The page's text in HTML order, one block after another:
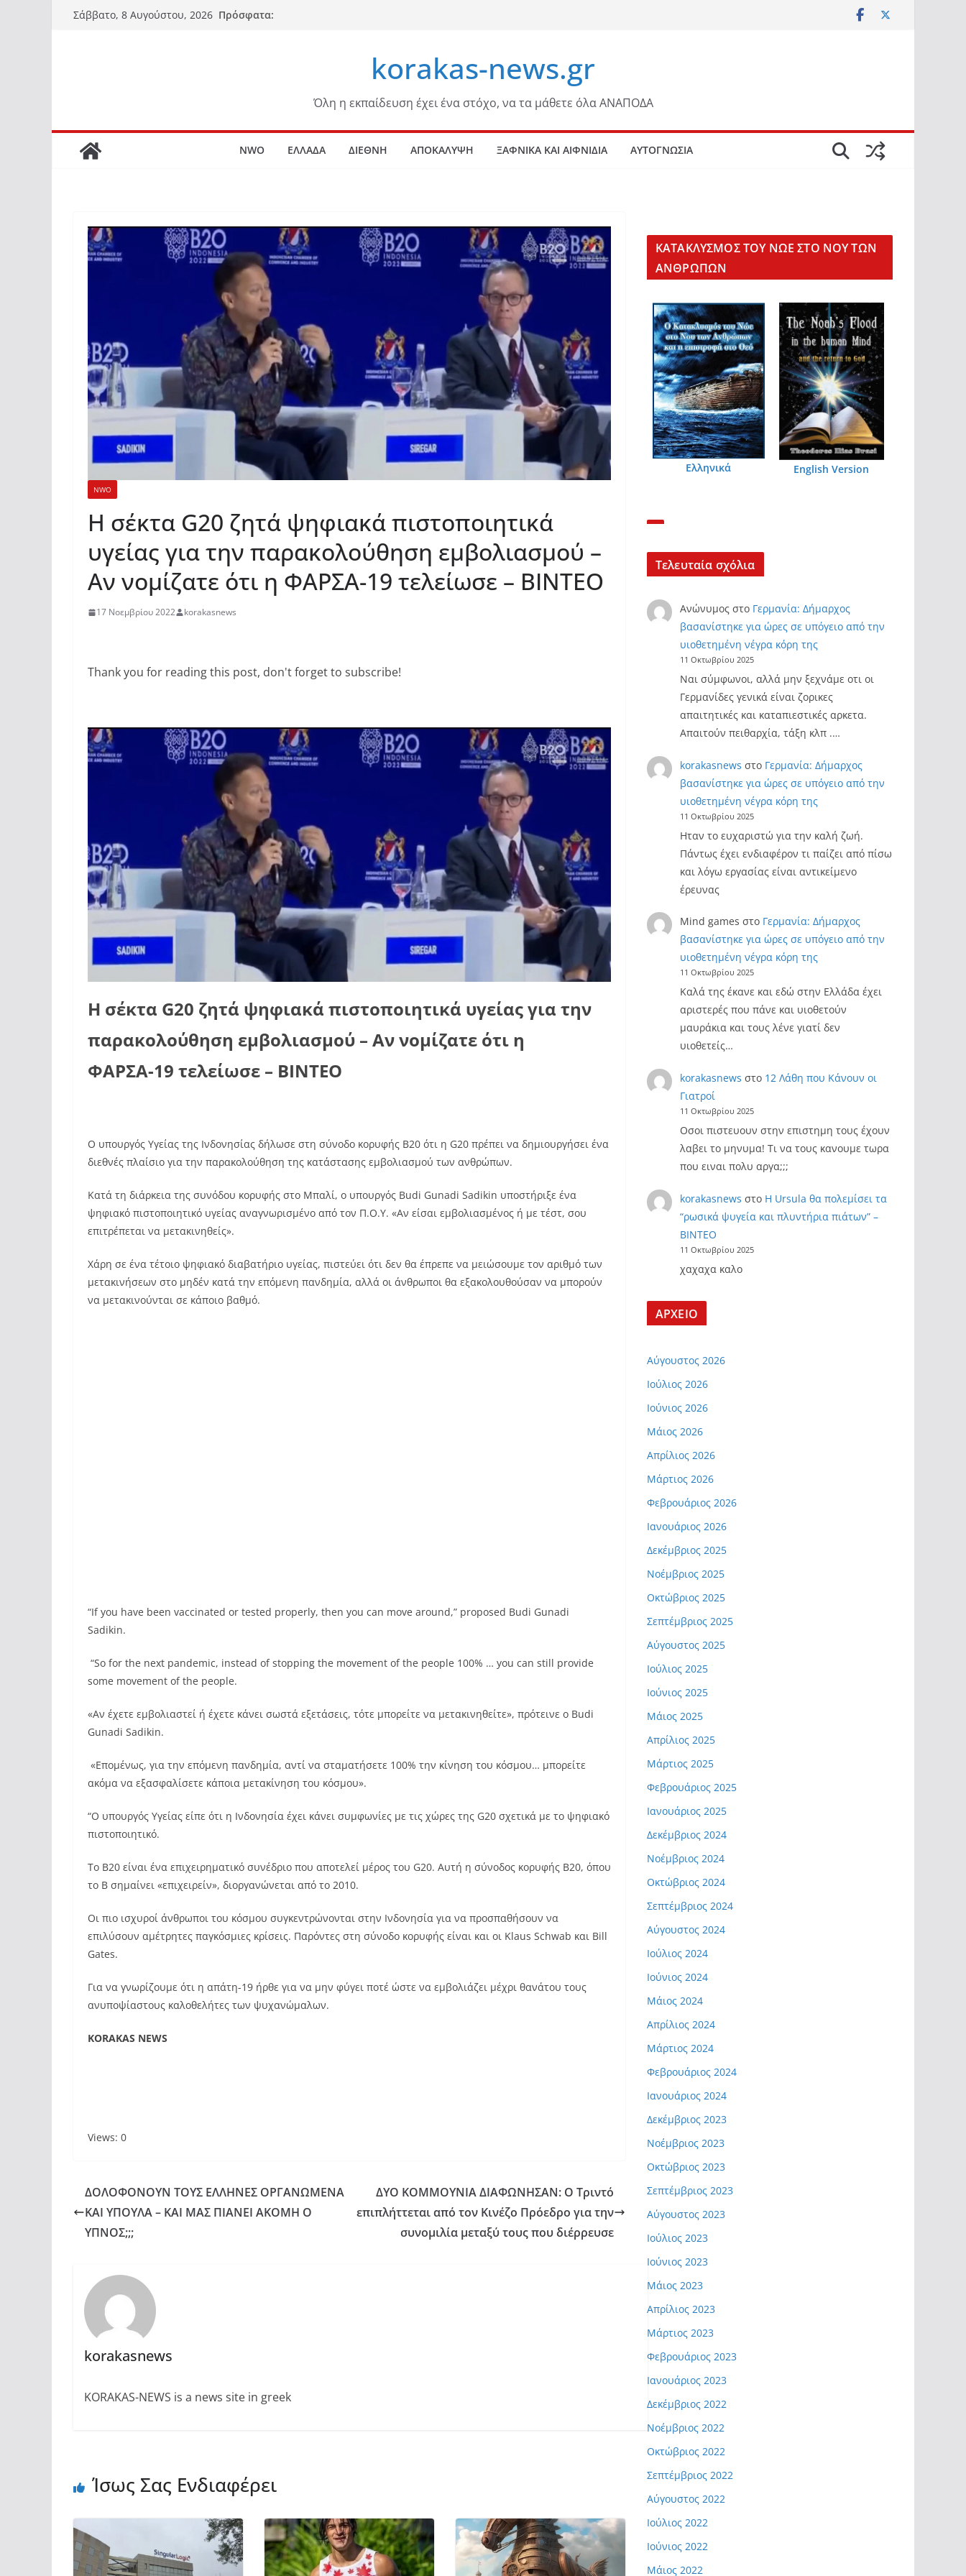
Μετάβαση
Σάββατο, 8 Αυγούστου, 2026 Πρόσφατα:
korakas-news.gr
Όλη η εκπαίδευση έχει ένα στόχο, να τα μάθετε όλα ΑΝΑΠΟΔΑ
NWO ΕΛΛΑΔΑ ΔΙΕΘΝΗ ΑΠΟΚΑΛΥΨΗ ΞΑΦΝΙΚΑ ΚΑΙ ΑΙΦΝΙΔΙΑ ΑΥΤΟΓΝΩΣΙΑ
NWO
Η σέκτα G20 ζητά ψηφιακά πιστοποιητικά
υγείας για την παρακολούθηση εμβολιασμού –
Αν νομίζατε ότι η ΦΑΡΣΑ-19 τελείωσε – ΒΙΝΤΕΟ
17 Νοεμβρίου 2022 korakasnews
Thank you for reading this post, don't forget to subscribe!
Η σέκτα G20 ζητά ψηφιακά πιστοποιητικά υγείας για την
παρακολούθηση εμβολιασμού – Αν νομίζατε ότι η
ΦΑΡΣΑ-19 τελείωσε – ΒΙΝΤΕΟ
Ο υπουργός Υγείας της Ινδονησίας δήλωσε στη σύνοδο κορυφής B20 ότι η G20 πρέπει να δημιουργήσει ένα
διεθνές πλαίσιο για την παρακολούθηση της κατάστασης εμβολιασμού των ανθρώπων.
Κατά τη διάρκεια της συνόδου κορυφής στο Μπαλί, ο υπουργός Budi Gunadi Sadikin υποστήριξε ένα
ψηφιακό πιστοποιητικό υγείας αναγνωρισμένο από τον Π.Ο.Υ. «Αν είσαι εμβολιασμένος ή με τέστ, σου
επιτρέπεται να μετακινηθείς».
Χάρη σε ένα τέτοιο ψηφιακό διαβατήριο υγείας, πιστεύει ότι δεν θα έπρεπε να μειώσουμε τον αριθμό των
μετακινήσεων στο μηδέν κατά την επόμενη πανδημία, αλλά οι άνθρωποι θα εξακολουθούσαν να μπορούν
να μετακινούνται σε κάποιο βαθμό.
“If you have been vaccinated or tested properly, then you can move around,” proposed Budi Gunadi
Sadikin.
“So for the next pandemic, instead of stopping the movement of the people 100% … you can still provide
some movement of the people.
«Αν έχετε εμβολιαστεί ή έχετε κάνει σωστά εξετάσεις, τότε μπορείτε να μετακινηθείτε», πρότεινε ο Budi
Gunadi Sadikin.
«Επομένως, για την επόμενη πανδημία, αντί να σταματήσετε 100% την κίνηση του κόσμου… μπορείτε
ακόμα να εξασφαλίσετε κάποια μετακίνηση του κόσμου».
“Ο υπουργός Υγείας είπε ότι η Ινδονησία έχει κάνει συμφωνίες με τις χώρες της G20 σχετικά με το ψηφιακό
πιστοποιητικό.
Το B20 είναι ένα επιχειρηματικό συνέδριο που αποτελεί μέρος του G20. Αυτή η σύνοδος κορυφής B20, όπου
το B σημαίνει «επιχειρείν», διοργανώνεται από το 2010.
Οι πιο ισχυροί άνθρωποι του κόσμου συγκεντρώνονται στην Ινδονησία για να προσπαθήσουν να
επιλύσουν αμέτρητες παγκόσμιες κρίσεις. Παρόντες στη σύνοδο κορυφής είναι και οι Klaus Schwab και Bill
Gates.
Για να γνωρίζουμε ότι η απάτη-19 ήρθε για να μην φύγει ποτέ ώστε να εμβολιάζει μέχρι θανάτου τους
ανυποψίαστους καλοθελήτες των ψυχανώμαλων.
KORAKAS NEWS
Views: 0
ΔΟΛΟΦΟΝΟΥΝ ΤΟΥΣ ΕΛΛΗΝΕΣ ΟΡΓΑΝΩΜΕΝΑ
ΚΑΙ ΥΠΟΥΛΑ – ΚΑΙ ΜΑΣ ΠΙΑΝΕΙ ΑΚΟΜΗ Ο
ΥΠΝΟΣ;;;
ΔΥΟ ΚΟΜΜΟΥΝΙΑ ΔΙΑΦΩΝΗΣΑΝ: Ο Τριντό
επιπλήττεται από τον Κινέζο Πρόεδρο για την
συνομιλία μεταξύ τους που διέρρευσε
korakasnews
KORAKAS-NEWS is a news site in greek
Ίσως Σας Ενδιαφέρει
KΑΤΑΚΛΥΣΜΟΣ ΤΟΥ ΝΩΕ ΣΤΟ ΝΟΥ ΤΩΝ
ΑΝΘΡΩΠΩΝ
Ελληνικά English Version
Τελευταία σχόλια
Ανώνυμοςστο Γερμανία: Δήμαρχος
βασανίστηκε για ώρες σε υπόγειο από την
υιοθετημένη νέγρα κόρη της
11 Οκτωβρίου 2025
Ναι σύμφωνοι, αλλά μην ξεχνάμε οτι οι
Γερμανίδες γενικά είναι ζορικες
απαιτητικές και καταπιεστικές αρκετα.
Απαιτούν πειθαρχία, τάξη κλπ .…
korakasnews στο Γερμανία: Δήμαρχος
βασανίστηκε για ώρες σε υπόγειο από την
υιοθετημένη νέγρα κόρη της
11 Οκτωβρίου 2025
Ηταν το ευχαριστώ για την καλή ζωή.
Πάντως έχει ενδιαφέρον τι παίζει από πίσω
και λόγω εργασίας είναι αντικείμενο
έρευνας
Mind games στο Γερμανία: Δήμαρχος
βασανίστηκε για ώρες σε υπόγειο από την
υιοθετημένη νέγρα κόρη της
11 Οκτωβρίου 2025
Καλά της έκανε και εδώ στην Ελλάδα έχει
αριστερές που πάνε και υιοθετούν
μαυράκια και τους λένε γιατί δεν
υιοθετείς…
korakasnews στο 12 Λάθη που Κάνουν οι
Γιατροί
11 Οκτωβρίου 2025
Οσοι πιστευουν στην επιστημη τους έχουν
λαβει το μηνυμα! Τι να τους κανουμε τωρα
που ειναι πολυ αργα;;;
korakasnews στο Η Ursula θα πολεμίσει τα
“ρωσικά ψυγεία και πλυντήρια πιάτων” –
ΒΙΝΤΕΟ
11 Οκτωβρίου 2025
χαχαχα καλο
ΑΡΧΕΙΟ
Αύγουστος 2026
Ιούλιος 2026
Ιούνιος 2026
Μάιος 2026
Απρίλιος 2026
Μάρτιος 2026
Φεβρουάριος 2026
Ιανουάριος 2026
Δεκέμβριος 2025
Νοέμβριος 2025
Οκτώβριος 2025
Σεπτέμβριος 2025
Αύγουστος 2025
Ιούλιος 2025
Ιούνιος 2025
Μάιος 2025
Απρίλιος 2025
Μάρτιος 2025
Φεβρουάριος 2025
Ιανουάριος 2025
Δεκέμβριος 2024
Νοέμβριος 2024
Οκτώβριος 2024
Σεπτέμβριος 2024
Αύγουστος 2024
Ιούλιος 2024
Ιούνιος 2024
Μάιος 2024
Απρίλιος 2024
Μάρτιος 2024
Φεβρουάριος 2024
Ιανουάριος 2024
Δεκέμβριος 2023
Νοέμβριος 2023
Οκτώβριος 2023
Σεπτέμβριος 2023
Αύγουστος 2023
Ιούλιος 2023
Ιούνιος 2023
Μάιος 2023
Απρίλιος 2023
Μάρτιος 2023
Φεβρουάριος 2023
Ιανουάριος 2023
Δεκέμβριος 2022
Νοέμβριος 2022
Οκτώβριος 2022
Σεπτέμβριος 2022
Αύγουστος 2022
Ιούλιος 2022
Ιούνιος 2022
Μάιος 2022